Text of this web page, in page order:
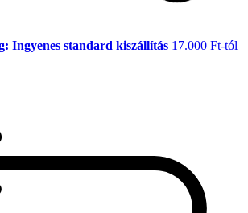
Ingyenes standard kiszállítás 17.000 Ft-tól